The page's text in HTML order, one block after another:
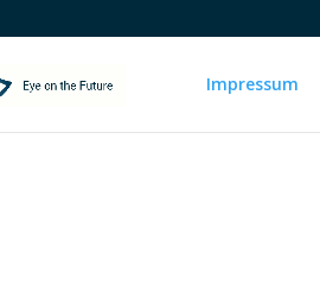
Impressum